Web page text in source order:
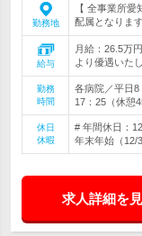
勤務地
【 全事業所
配属となりま
給与
月給：26.5万
より優遇いた
勤務
時間
各病院／平日8
17：25（休憩
休日
休暇
# 年間休日：
年末年始（12/
求人詳細を